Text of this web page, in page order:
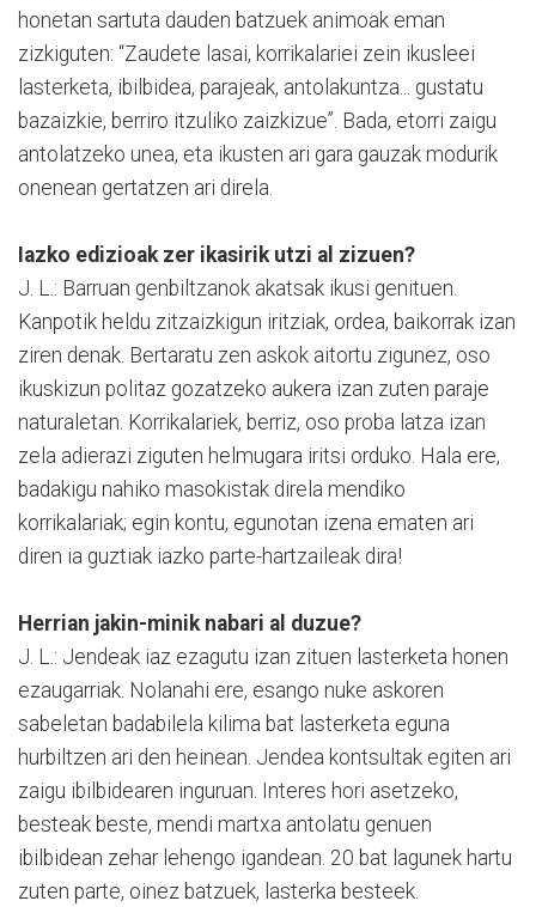
honetan sartuta dauden batzuek animoak eman
zizkiguten: “Zaudete lasai, korrikalariei zein ikusleei
lasterketa, ibilbidea, parajeak, antolakuntza... gustatu
bazaizkie, berriro itzuliko zaizkizue”. Bada, etorri zaigu
antolatzeko unea, eta ikusten ari gara gauzak modurik
onenean gertatzen ari direla.
Iazko edizioak zer ikasirik utzi al zizuen?
J. L.: Barruan genbiltzanok akatsak ikusi genituen.
Kanpotik heldu zitzaizkigun iritziak, ordea, baikorrak izan
ziren denak. Bertaratu zen askok aitortu zigunez, oso
ikuskizun politaz gozatzeko aukera izan zuten paraje
naturaletan. Korrikalariek, berriz, oso proba latza izan
zela adierazi ziguten helmugara iritsi orduko. Hala ere,
badakigu nahiko masokistak direla mendiko
korrikalariak; egin kontu, egunotan izena ematen ari
diren ia guztiak iazko parte-hartzaileak dira!
Herrian jakin-minik nabari al duzue?
J. L.: Jendeak iaz ezagutu izan zituen lasterketa honen
ezaugarriak. Nolanahi ere, esango nuke askoren
sabeletan badabilela kilima bat lasterketa eguna
hurbiltzen ari den heinean. Jendea kontsultak egiten ari
zaigu ibilbidearen inguruan. Interes hori asetzeko,
besteak beste, mendi martxa antolatu genuen
ibilbidean zehar lehengo igandean. 20 bat lagunek hartu
zuten parte, oinez batzuek, lasterka besteek.